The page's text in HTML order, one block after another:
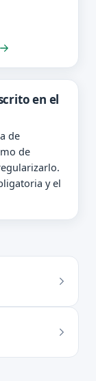
en el
de
de
y el